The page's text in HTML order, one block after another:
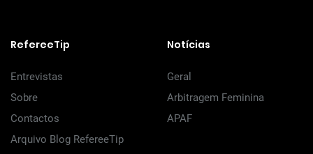
RefereeTip
Entrevistas
Sobre
Contactos
Arquivo Blog RefereeTip
Notícias
Geral
Arbitragem Feminina
APAF